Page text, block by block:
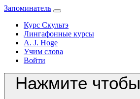
Запоминатель
Курс Скультэ
Лингафонные курсы
A. J. Hoge
Учим слова
Войти
Нажмите чтобы